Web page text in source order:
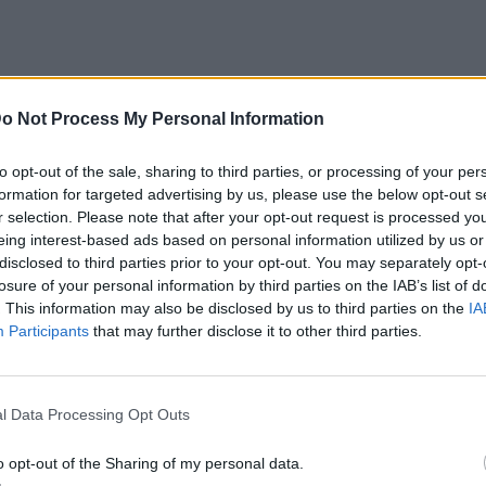
Not Process My Personal Information
opt-out of the sale, sharing to third parties, or processing of your
for targeted advertising by us, please use the below opt-out
selection. Please note that after your opt-out request is processed
interest-based ads based on personal information utilized by us
to third parties prior to your opt-out. You may separately
of your personal information by third parties on the IAB’s list of
This information may also be disclosed by us to third parties on the
Participants that may further disclose it to other third parties.
Data Processing Opt Outs
opt-out of the Sharing of my personal data.
χρειάζεται συστάσεις, καθώς αποτελεί
για ψάρι των Νοτίων Προαστίων.
στην κουζίνα του Νίκου Μιχαήλ οι
την έμπνευσή του, δημιουργώντας
τηγανητά και συστατικά όπως
που αναδεικνύουν τα καλούδια
Καθαράς Δευτέρας, δοκιμάστε από
μέχρι κριθαράκι με όστρακα και